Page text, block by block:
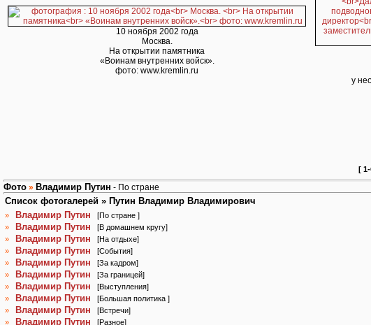
10 ноября 2002 года
Москва.
На открытии памятника
«Воинам внутренних войск».
фото: www.kremlin.ru
у
[
Фото » Владимир Путин - По стране
Список фотогалерей » Путин Владимир Владимирович
» Владимир Путин [По стране ]
»
Владимир Путин [В домашнем кругу]
»
Владимир Путин [На отдыхе]
»
Владимир Путин [События]
»
Владимир Путин [За кадром]
»
Владимир Путин [За границей]
»
Владимир Путин [Выступления]
»
Владимир Путин [Большая политика ]
»
Владимир Путин [Встречи]
»
Владимир Путин [Разное]